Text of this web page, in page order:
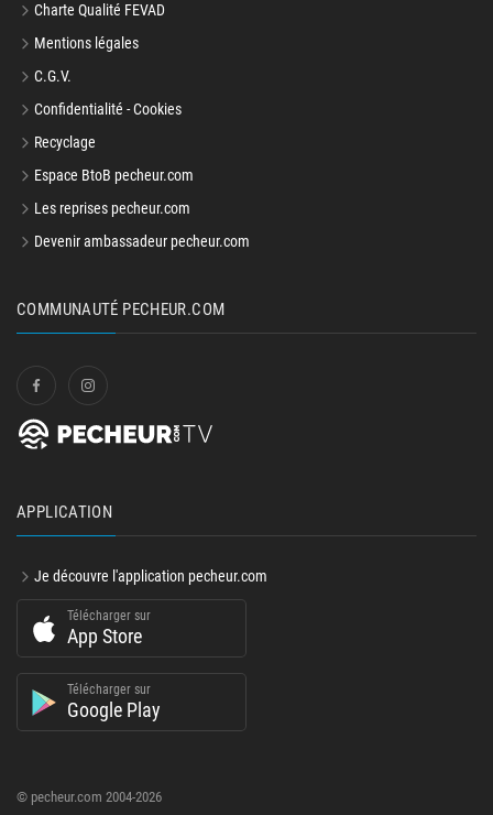
Charte Qualité FEVAD
Mentions légales
C.G.V.
Confidentialité - Cookies
Recyclage
Espace BtoB pecheur.com
Les reprises pecheur.com
Devenir ambassadeur pecheur.com
COMMUNAUTÉ PECHEUR.COM
APPLICATION
Je découvre l'application pecheur.com
Télécharger sur
App Store
Télécharger sur
Google Play
© pecheur.com 2004-2026